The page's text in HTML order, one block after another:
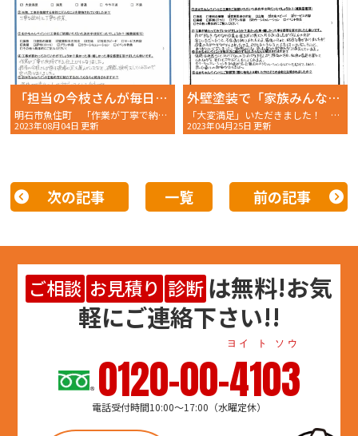
「担当の今枝さんが毎日現場に足を運んでいただき、確認・説明をしてくれたので安心感がありました。」
明石市魚住町 「作業が丁寧で納得できる仕上がりになりました。」 〜完成後アンケート〜
2023年08月04日 更新
外壁塗装で「家族みんな思った通りの我家になり満足しています。」
「大変満足」いただきました！ 明石市大久保町A様〜外壁塗装完工後アンケート〜
2023年04月25日 更新
次の記事 一覧 前の記事
ご相談 お見積り 診断 は無料!お気
軽にご連絡下さい!!
0120-00-4103
ヨイ ト ソウ
電話受付時間10:00～17:00（水曜定休）